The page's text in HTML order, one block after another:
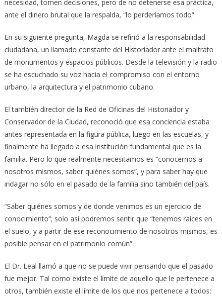
necesidad, tomen decisiones, pero de no detenerse esa práctica,
ante el dinero brutal que la respalda, “lo perderíamos todo”.
En su siguiente pregunta, Magda se refirió a la responsabilidad
ciudadana, un llamado constante del Historiador ante el maltrato
de monumentos y espacios públicos. Desde la televisión y la radio
se ha escuchado su voz hacia el compromiso con el entorno
urbano, la arquitectura y el patrimonio cubano.
El también director de la Red de Oficinas del Historiador y
Conservador de la Ciudad, reconoció que esa conciencia estaba
antes representada en la figura pública, luego en las escuelas, y
finalmente ha llegado a esa institución fundamental que es la
familia. Pero lo que realmente necesitamos es “conocernos a
nosotros mismos, saber quiénes somos”, y para saber hay que
indagar no sólo en el pasado de la familia sino también del país.
“Saber quiénes somos y de donde venimos es un ejercicio de
conocimiento”; solo así podremos sentir que “tenemos raíces en
el suelo, y a partir de ese reconocimiento de nosotros mismos, es
posible pensar en el patrimonio común”.
El Dr. Leal llamó a que no se puede vivir pensando que el pasado
fue mejor. Tal como existe el límite de aquello que le pertenece a
otros, también existe el límite de los que nos pertenece a todos: